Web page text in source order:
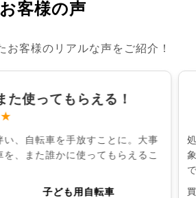
お客様の声
お客様のリアルな声をご紹介！
た使ってもらえる！
い、自転車を手放すことに。大事
を、また誰かに使ってもらえるこ
子ども用自転車